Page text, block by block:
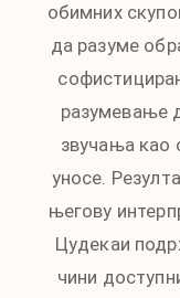
обимних
да разуме
разумевање
звучања као
уносе.
његову
Цудекаи
чини